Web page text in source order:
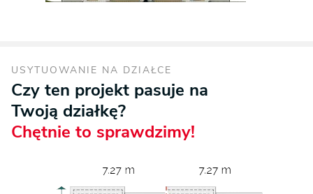
USYTUOWANIE NA DZIAŁCE
Czy ten projekt pasuje na
Twoją działkę?
Chętnie to sprawdzimy!